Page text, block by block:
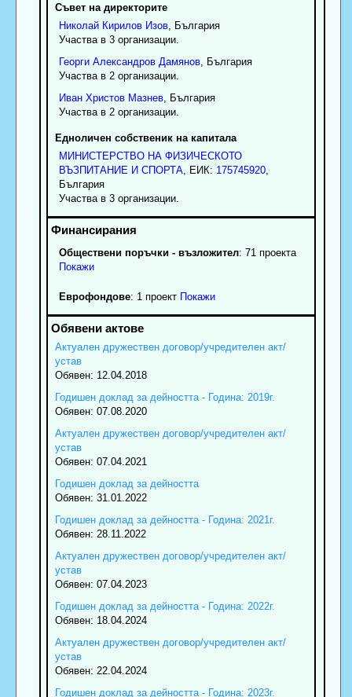
Съвет на директорите
Николай Кирилов Изов, България
Участва в 3 организации.
Георги Александров Дамянов, България
Участва в 2 организации.
Иван Христов Мазнев, България
Участва в 2 организации.
Едноличен собственик на капитала
МИНИСТЕРСТВО НА ФИЗИЧЕСКОТО
ВЪЗПИТАНИЕ И СПОРТА, ЕИК: 175745920,
България
Участва в 3 организации.
Обществени поръчки - възложител: 71 проекта
Покажи
Еврофондове: 1 проект Покажи
Актуален дружествен договор/учредителен акт/
устав
Обявен: 12.04.2018
Годишен доклад за дейността - Година: 2019г.
Обявен: 07.08.2020
Актуален дружествен договор/учредителен акт/
устав
Обявен: 07.04.2021
Годишен доклад за дейността
Обявен: 31.01.2022
Годишен доклад за дейността - Година: 2021г.
Обявен: 28.11.2022
Актуален дружествен договор/учредителен акт/
устав
Обявен: 07.04.2023
Годишен доклад за дейността - Година: 2022г.
Обявен: 18.04.2024
Актуален дружествен договор/учредителен акт/
устав
Обявен: 22.04.2024
Годишен доклад за дейността - Година: 2023г.